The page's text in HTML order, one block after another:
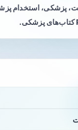
پزشکی، استخدام